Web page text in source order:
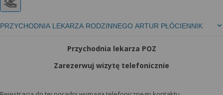
PRZYCHODNIA LEKARZA RODZINNEGO ARTUR PŁÓCIENNIK
Przychodnia lekarza POZ
Zarezerwuj wizytę telefonicznie